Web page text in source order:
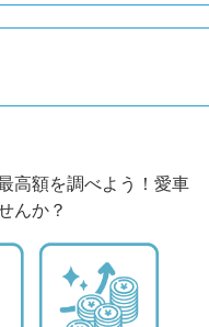
高額を調べよう！愛車
んか？